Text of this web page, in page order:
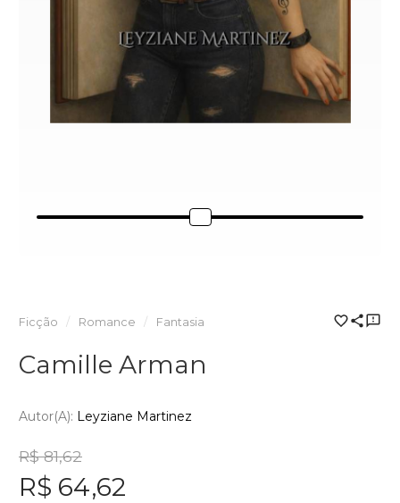
Ficção Romance Fantasia
Camille Arman
Autor(a): Leyziane Martinez
R$ 81,62
R$ 64,62